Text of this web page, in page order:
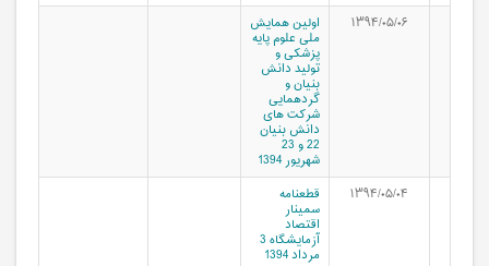
۱۳۹۴/۰۵/۰۶
اولین همایش
ملی علوم پایه
پزشکی و
تولید دانش
بنیان و
گردهمایی
شرکت های
دانش بنیان
22 و 23
شهریور 1394
۱۳۹۴/۰۵/۰۴
قطعنامه
سمینار
اقتصاد
آزمایشگاه 3
مرداد 1394